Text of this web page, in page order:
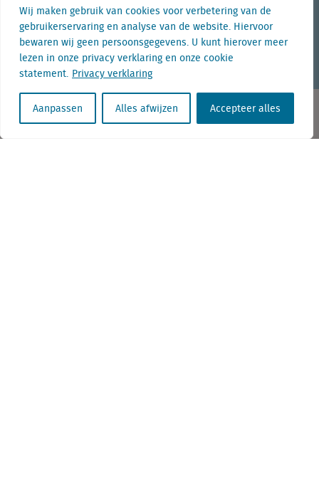
Wij maken gebruik van cookies voor verbetering van de
gebruikerservaring en analyse van de website. Hiervoor
bewaren wij geen persoonsgegevens. U kunt hierover meer
lezen in onze privacy verklaring en onze cookie
statement. Privacy verklaring
Aanpassen Alles afwijzen Accepteer alles
KvK nr. Utrecht 27129168
BTW nr. 0094.53.465.B.01
Aanmelden nieuwsbrief Vacatures Linkedin